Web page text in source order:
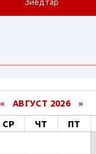
« АВГУСТ 2026 »
СР ЧТ ПТ